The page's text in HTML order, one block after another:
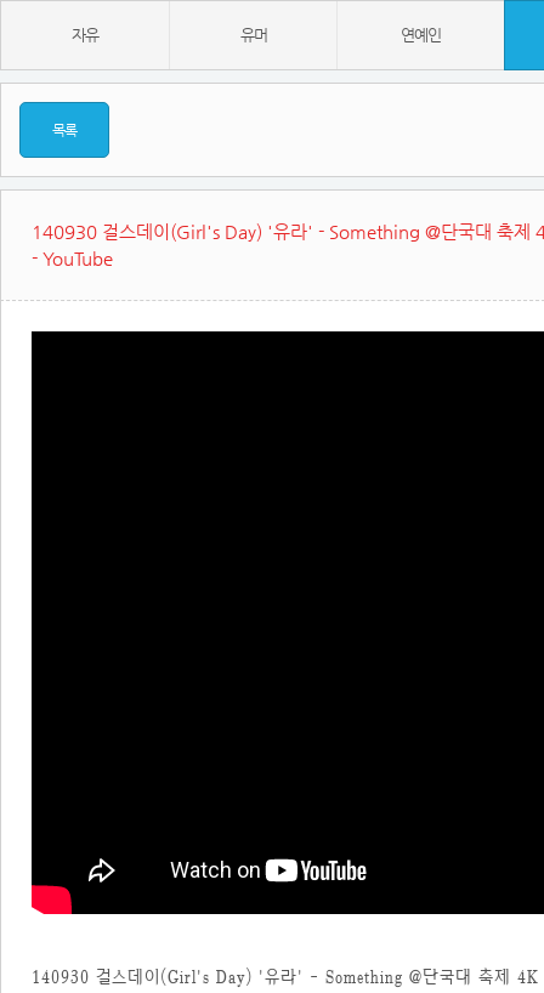
자유 유머 연예인
목록
140930 걸스데이(Girl's Day) '유라' - Something @단국대 축제
- YouTube
140930 걸스데이(Girl's Day) '유라' - Something @단국대 축제